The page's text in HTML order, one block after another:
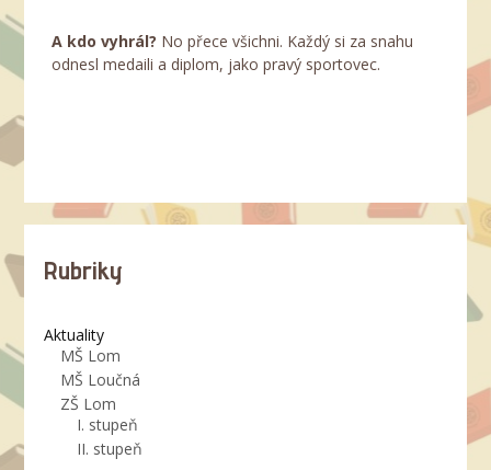
A kdo vyhrál? No přece všichni. Každý si za snahu
odnesl medaili a diplom, jako pravý sportovec.
Rubriky
Aktuality
MŠ Lom
MŠ Loučná
ZŠ Lom
I. stupeň
II. stupeň